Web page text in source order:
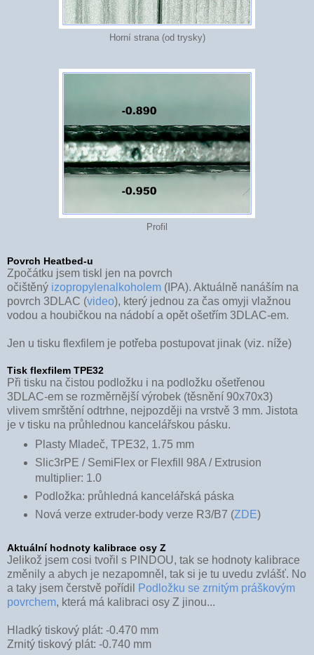
Horní strana (od trysky)
Profil
Povrch Heatbed-u
Zpočátku jsem tiskl jen na povrch
očištěný izopropylenalkoholem (IPA). Aktuálně nanáším na
povrch 3DLAC (video), který jednou za čas omyji vlažnou
vodou a houbičkou na nádobí a opět ošetřím 3DLAC-em.
Jen u tisku flexfilem je potřeba postupovat jinak (viz. níže)
Tisk flexfilem TPE32
Při tisku na čistou podložku i na podložku ošetřenou
3DLAC-em se rozměrnější výrobek (těsnění 90x70x3)
vlivem smrštění odtrhne, nejpozději na vrstvě 3 mm. Jistota
je v tisku na průhlednou kancelářskou pásku.
Plasty Mladeč, TPE32, 1.75 mm
Slic3rPE / SemiFlex or Flexfill 98A / Extrusion
multiplier: 1.0
Podložka: průhledná kancelářská páska
Nová verze extruder-body verze R3/B7 (ZDE)
Aktuální hodnoty kalibrace osy Z
Jelikož jsem cosi tvořil s PINDOU, tak se hodnoty kalibrace
změnily a abych je nezapomněl, tak si je tu uvedu zvlášť. No
a taky jsem čerstvě pořídil
Podložku se zrnitým práškovým
povrchem, která má kalibraci osy Z jinou...
Hladký tiskový plát: -0.470 mm
Zrnitý tiskový plát: -0.740 mm